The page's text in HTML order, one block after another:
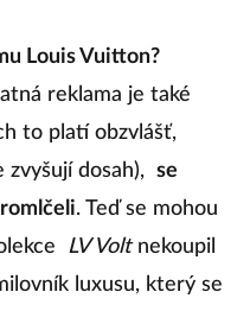
Louis Vuitton?
reklama je také
to platí obzvlášť,
zvyšují dosah), se
. Teď se mohou
LV Voltnekoupil
luxusu, který se